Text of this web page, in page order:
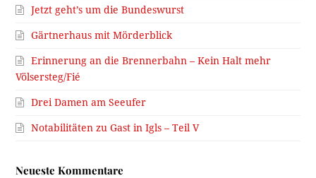
Jetzt geht’s um die Bundeswurst
Gärtnerhaus mit Mörderblick
Erinnerung an die Brennerbahn – Kein Halt mehr
Völsersteg/Fié
Drei Damen am Seeufer
Notabilitäten zu Gast in Igls – Teil V
Neueste Kommentare